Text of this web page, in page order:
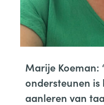
Marije Koeman:
ondersteunen
aanleren van